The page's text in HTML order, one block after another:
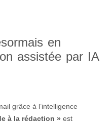
en
assistée par IA
grâce à l’intelligence
à la rédaction » est